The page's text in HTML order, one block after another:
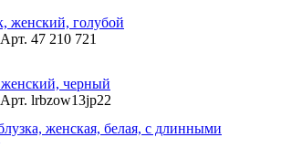
Арт. 47 210 721
Арт. lrbzow13jp22